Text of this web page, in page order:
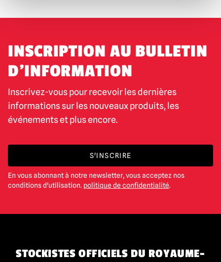
INSCRIPTION AU BULLETIN
D'INFORMATION
Inscrivez-vous pour recevoir les dernières
informations sur les nouveaux produits, les
événements et plus encore.
S'INSCRIRE
En vous abonnant à notre newsletter, vous acceptez nos
conditions d'utilisation. politique de confidentialité.
STOCKISTES OFFICIELS DU ROYAUME-